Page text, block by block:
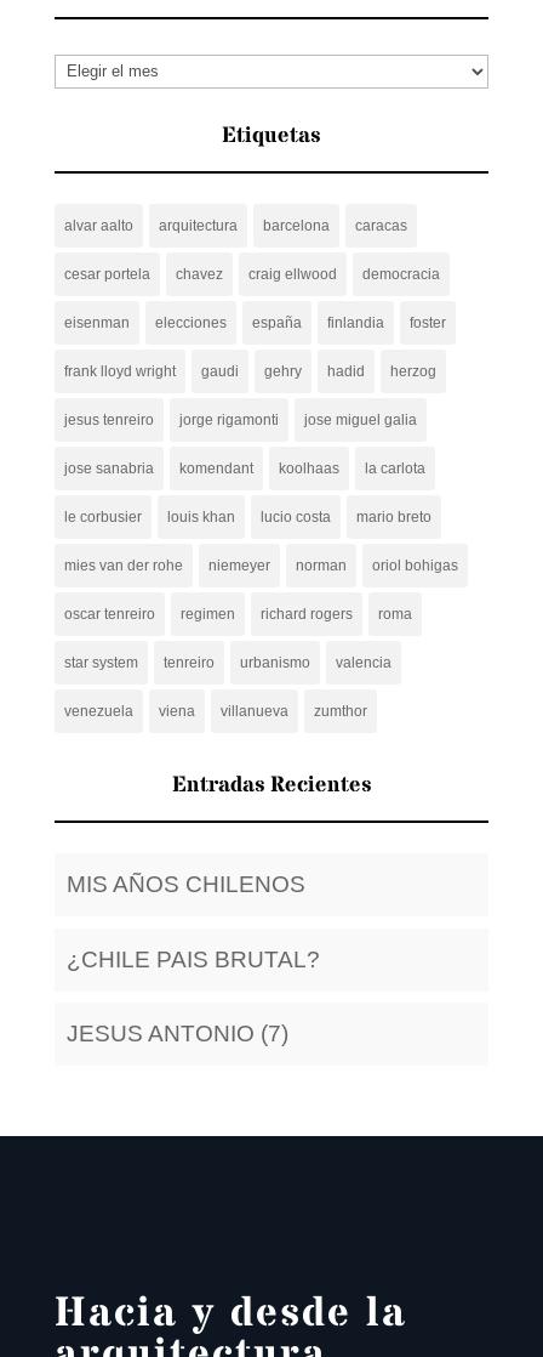
Archivos
Etiquetas
alvar aalto arquitectura barcelona caracas
cesar portela chavez craig ellwood democracia
eisenman elecciones españa finlandia foster
frank lloyd wright gaudi gehry hadid herzog
jesus tenreiro jorge rigamonti jose miguel galia
jose sanabria komendant koolhaas la carlota
le corbusier louis khan lucio costa mario breto
mies van der rohe niemeyer norman oriol bohigas
oscar tenreiro regimen richard rogers roma
star system tenreiro urbanismo valencia
venezuela viena villanueva zumthor
Entradas Recientes
MIS AÑOS CHILENOS
¿CHILE PAIS BRUTAL?
JESUS ANTONIO (7)
Hacia y desde la